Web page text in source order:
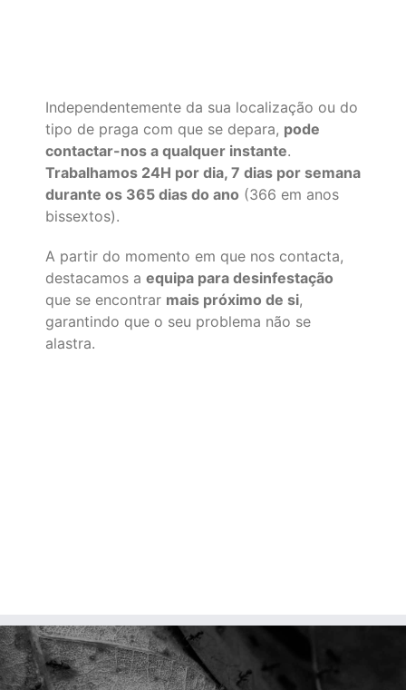
Independentemente da sua localização ou do
tipo de praga com que se depara, pode
contactar-nos a qualquer instante.
Trabalhamos 24H por dia, 7 dias por semana
durante os 365 dias do ano (366 em anos
bissextos).
A partir do momento em que nos contacta,
destacamos a equipa para desinfestação
que se encontrar mais próximo de si,
garantindo que o seu problema não se
alastra.